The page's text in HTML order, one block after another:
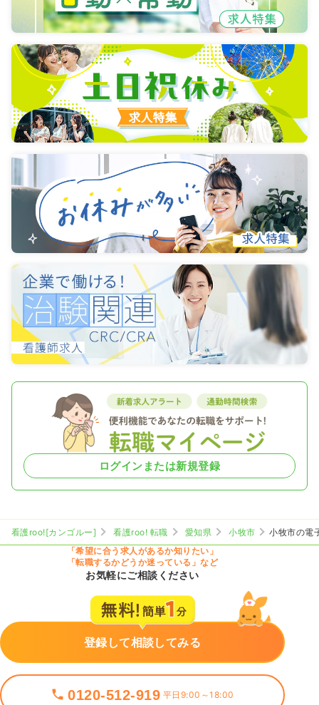
ログインまたは新規登録
看護roo![カンゴルー] 看護roo! 転職 愛知県 小牧市
小牧市の電
「希望に合う求人があるか知りたい」
「転職するかどうか迷っている」など
お気軽にご相談ください
登録して相談してみる
0120-512-919 平日9:00～18:00